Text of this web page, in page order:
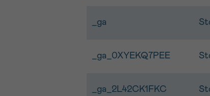
_ga
_ga_0XYEKQ7PEE
_ga_2L42CK1FKC